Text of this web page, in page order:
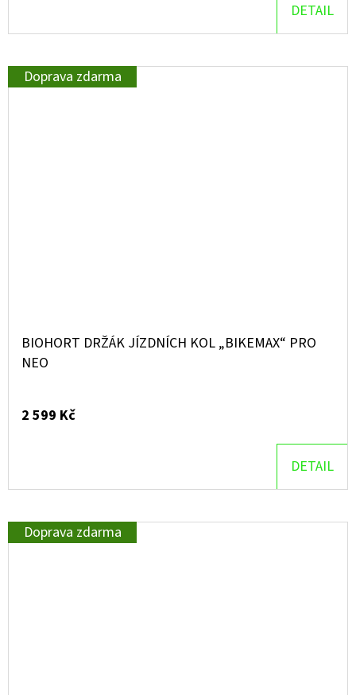
DETAIL
Doprava zdarma
BIOHORT DRŽÁK JÍZDNÍCH KOL „BIKEMAX“ PRO
NEO
2 599 Kč
DETAIL
Doprava zdarma